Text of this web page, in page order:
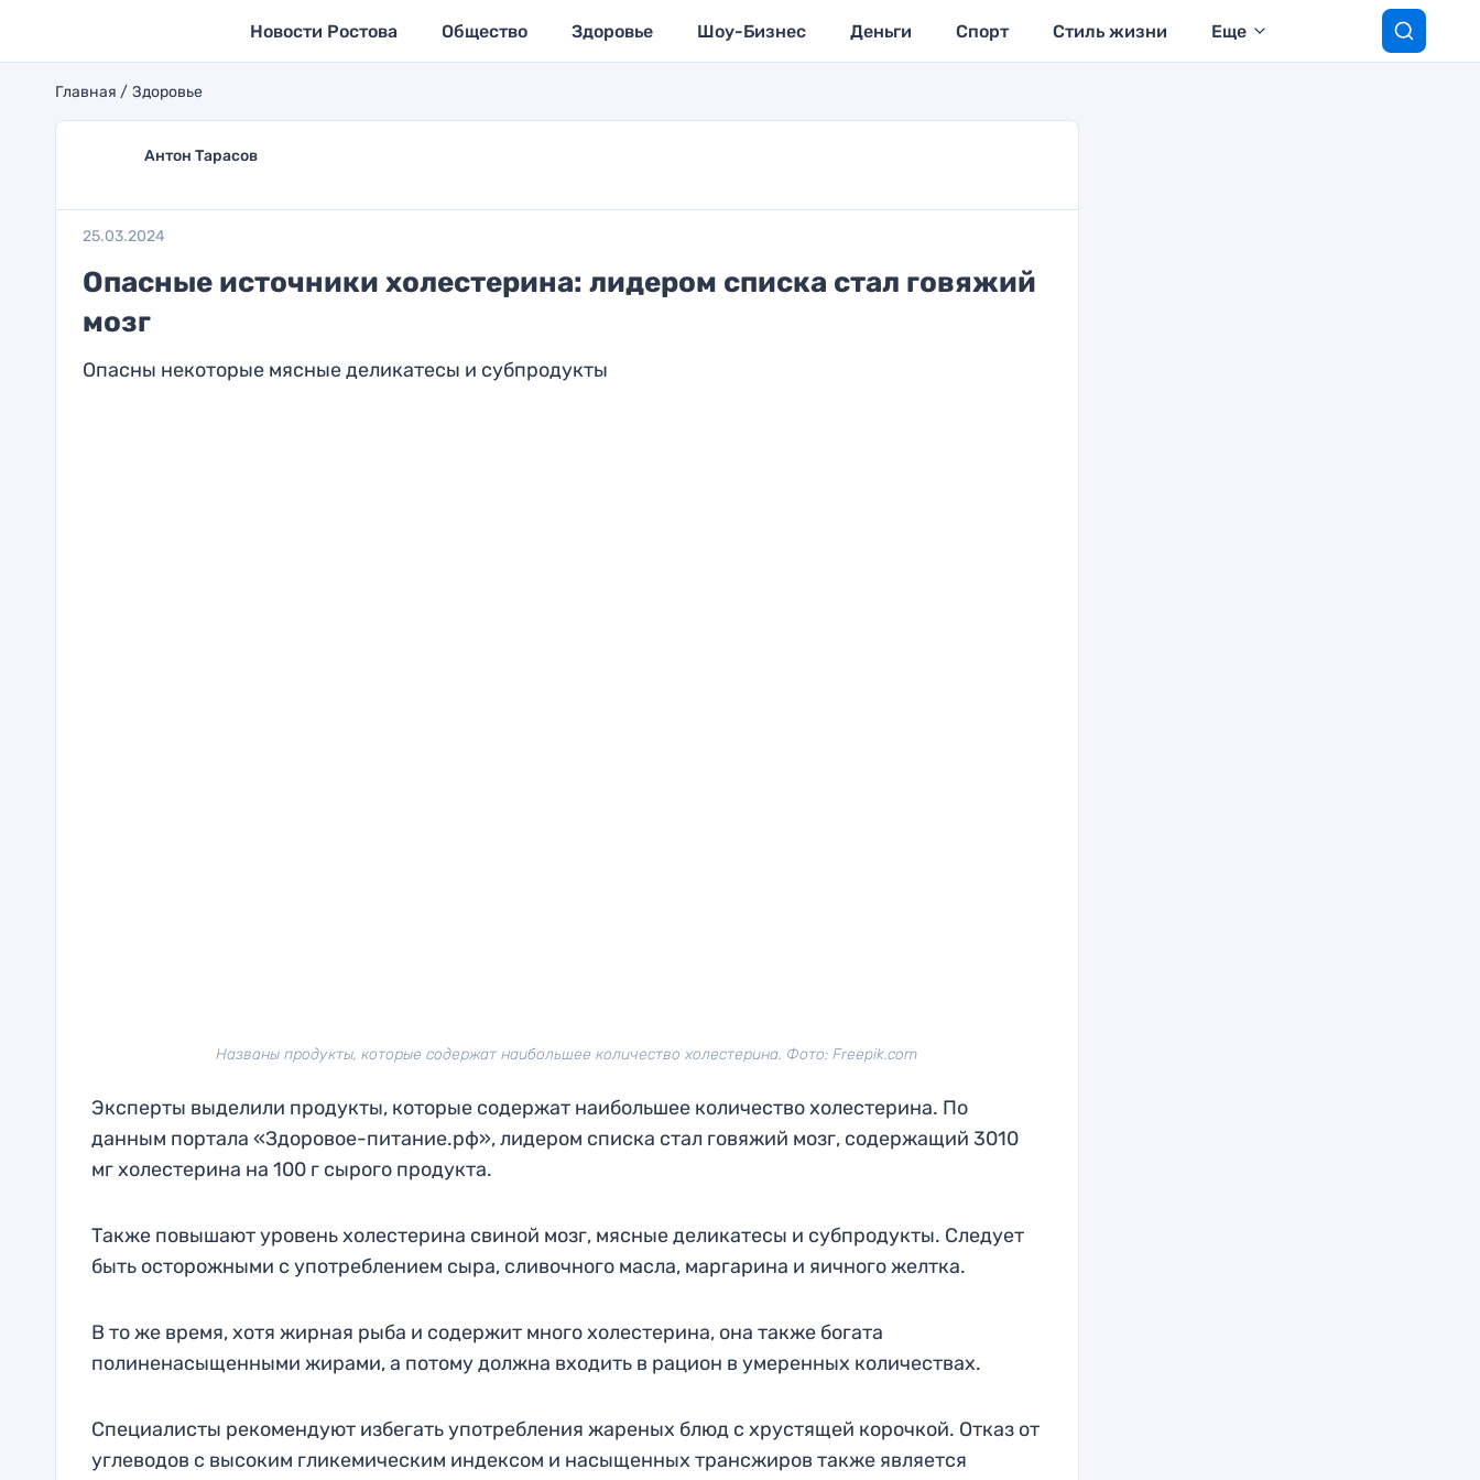
Новости Ростова Общество Здоровье Шоу-Бизнес Деньги Спорт Стиль жизни Еще
Главная Здоровье
Антон Тарасов
25.03.2024
Опасные источники холестерина: лидером списка стал говяжий
мозг
Опасны некоторые мясные деликатесы и субпродукты
Названы продукты, которые содержат наибольшее количество холестерина. Фото: Freepik.com
Эксперты выделили продукты, которые содержат наибольшее количество холестерина. По
данным портала «Здоровое-питание.рф», лидером списка стал говяжий мозг, содержащий 3010
мг холестерина на 100 г сырого продукта.
Также повышают уровень холестерина свиной мозг, мясные деликатесы и субпродукты. Следует
быть осторожными с употреблением сыра, сливочного масла, маргарина и яичного желтка.
В то же время, хотя жирная рыба и содержит много холестерина, она также богата
полиненасыщенными жирами, а потому должна входить в рацион в умеренных количествах.
Специалисты рекомендуют избегать употребления жареных блюд с хрустящей корочкой. Отказ от
углеводов с высоким гликемическим индексом и насыщенных трансжиров также является